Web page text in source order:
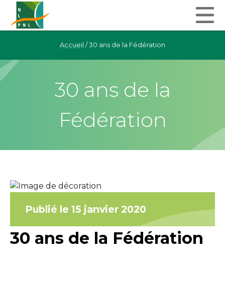
Accueil / 30 ans de la Fédération
30 ans de la
Fédération
Publié le 15 janvier 2020
30 ans de la Fédération